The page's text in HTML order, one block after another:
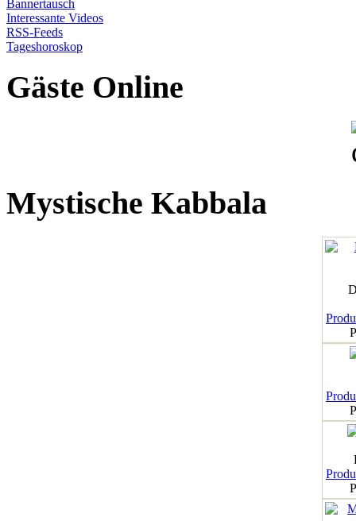
Bannertausch
Interessante Videos
RSS-Feeds
Tageshoroskop
Gäste Online
Mystische Kabbala